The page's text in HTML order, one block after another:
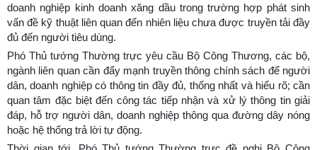
doanh nghiệp kinh doanh xăng dầu trong trường hợp phát sinh
vấn đề kỹ thuật liên quan đến nhiên liệu chưa được truyền tải đầy
đủ đến người tiêu dùng.
Phó Thủ tướng Thường trực yêu cầu Bộ Công Thương, các bộ,
ngành liên quan cần đẩy mạnh truyền thông chính sách để người
dân, doanh nghiệp có thông tin đầy đủ, thống nhất và hiểu rõ; cần
quan tâm đặc biệt đến công tác tiếp nhận và xử lý thông tin giải
đáp, hỗ trợ người dân, doanh nghiệp thông qua đường dây nóng
hoặc hệ thống trả lời tự động.